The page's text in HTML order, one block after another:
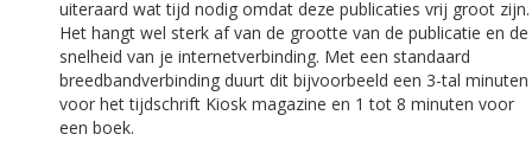
uiteraard wat tijd nodig omdat deze publicaties vrij groot zijn.
Het hangt wel sterk af van de grootte van de publicatie en de
snelheid van je internetverbinding. Met een standaard
breedbandverbinding duurt dit bijvoorbeeld een 3-tal minuten
voor het tijdschrift Kiosk magazine en 1 tot 8 minuten voor
een boek.